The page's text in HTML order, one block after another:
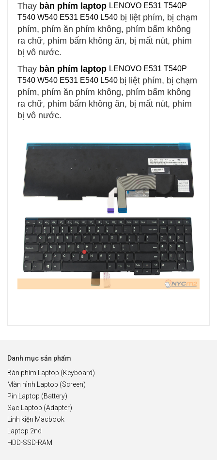
Thay bàn phím laptop LENOVO E531 T540P
T540 W540 E531 E540 L540 bị liệt phím, bị chạm
phím, phím ăn phím không, phím bấm không
ra chữ, phím bấm không ăn, bị mất nút, phím
bị vô nước.
Thay bàn phím laptop LENOVO E531 T540P
T540 W540 E531 E540 L540 bị liệt phím, bị chạm
phím, phím ăn phím không, phím bấm không
ra chữ, phím bấm không ăn, bị mất nút, phím
bị vô nước.
Danh mục sản phẩm
Bàn phím Laptop (Keyboard)
Màn hình Laptop (Screen)
Pin Laptop (Battery)
Sạc Laptop (Adapter)
Linh kiện Macbook
Laptop 2nd
HDD-SSD-RAM